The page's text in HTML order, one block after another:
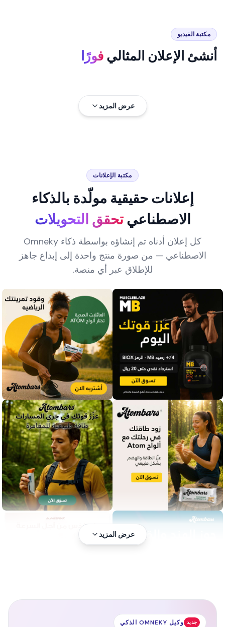
مكتبة الفيديو
أنشئ الإعلان المثاليفورًا
عرض المزيد
مكتبة الإعلانات
إعلانات حقيقية مولّدة بالذكاء
الاصطناعيتحقق التحويلات
كل إعلان أدناه تم إنشاؤه بواسطة ذكاء Omneky
الاصطناعي — من صورة منتج واحدة إلى إبداع جاهز
للإطلاق عبر أي منصة.
عرض المزيد
جديد وكيل OMNEKY الذكي